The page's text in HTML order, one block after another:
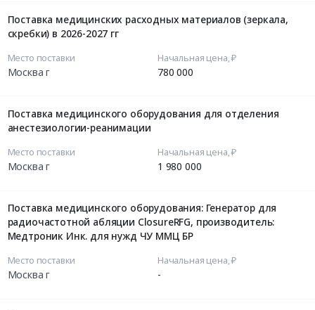
Поставка медицинских расходных материалов (зеркала,
скребки) в 2026-2027 гг
Место поставки
Москва г
Начальная цена, ₽
780 000
Поставка медицинского оборудования для отделения
анестезиологии-реанимации
Место поставки
Москва г
Начальная цена, ₽
1 980 000
Поставка медицинского оборудования: Генератор для
радиочастотной абляции ClosureRFG, производитель:
Медтроник Инк. для нужд ЧУ ММЦ БР
Место поставки
Москва г
Начальная цена, ₽
-